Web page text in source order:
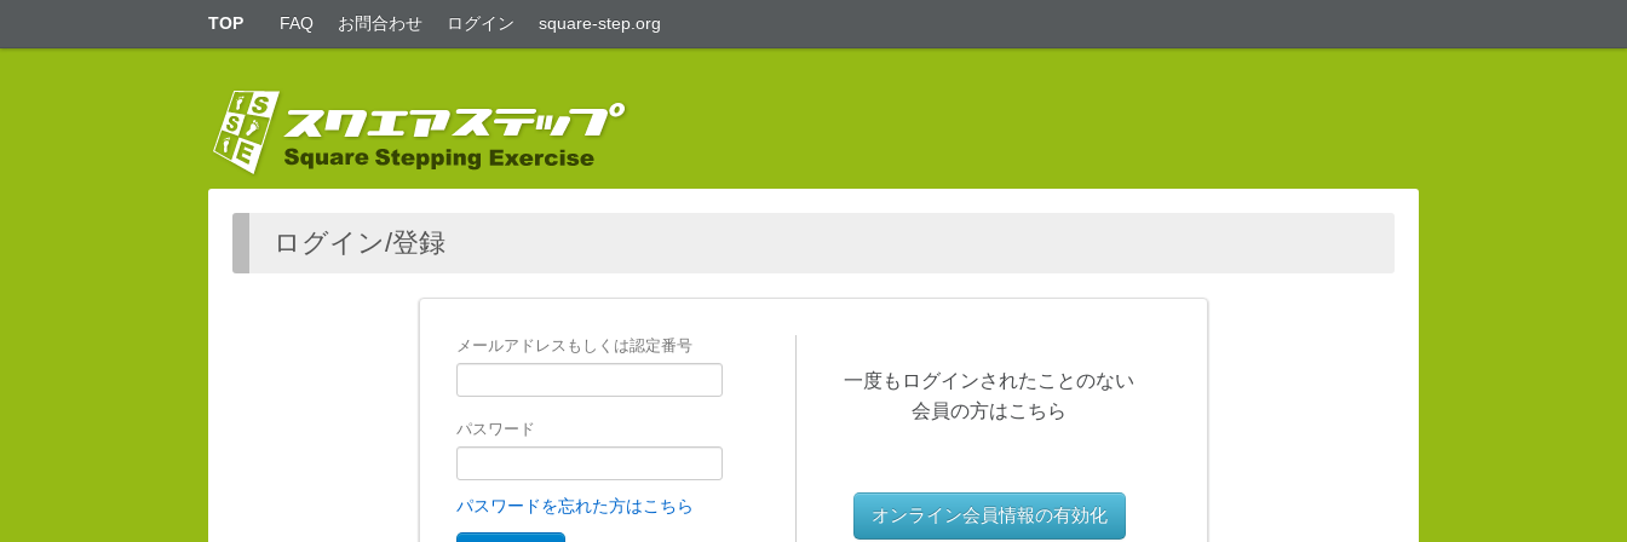
TOP FAQ お問合わせ ログイン square-step.org
ログイン/登録
メールアドレスもしくは認定番号
パスワード
パスワードを忘れた方はこちら
一度もログインされたことのない
会員の方はこちら
オンライン会員情報の有効化